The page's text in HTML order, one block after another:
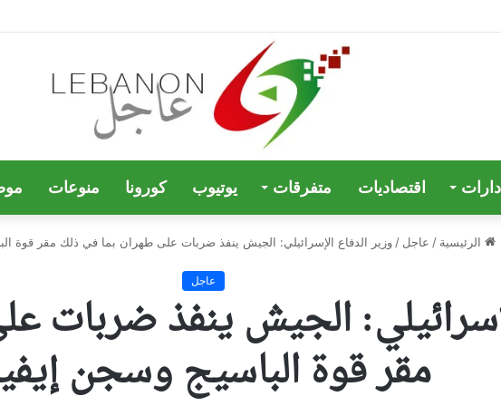
اقتصاديات متفرقات يوتيوب كورونا منوعات
الرئيسية / عاجل / وزير الدفاع الإسرائيلي: الجيش ينفذ ضربات على طهران بما في ذلك مقر قوة
عاجل
الجيش ينفذ ضربات
مقر قوة الباسيج وسجن